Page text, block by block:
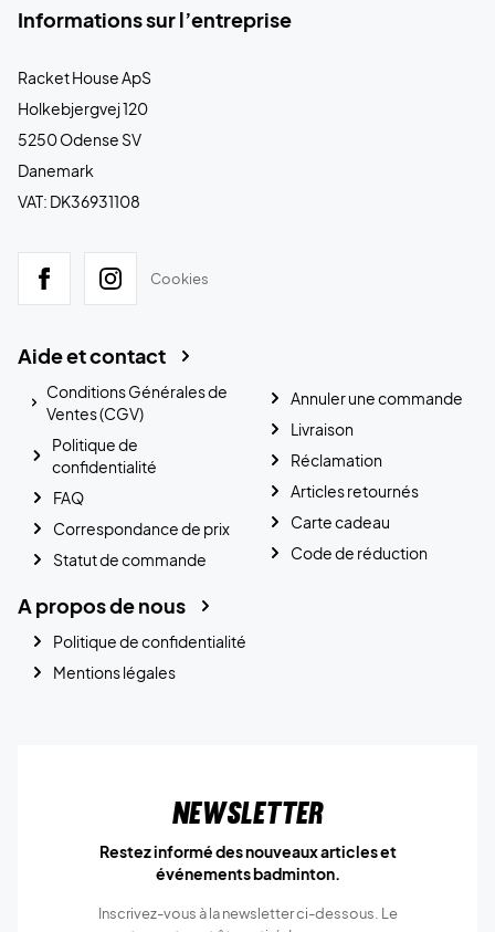
Informations sur l’entreprise
Racket House ApS
Holkebjergvej 120
5250 Odense SV
Danemark
VAT: DK36931108
Cookies
Aide et contact
Conditions Générales de
Ventes (CGV)
Politique de
confidentialité
FAQ
Correspondance de prix
Statut de commande
Annuler une commande
Livraison
Réclamation
Articles retournés
Carte cadeau
Code de réduction
A propos de nous
Politique de confidentialité
Mentions légales
Newsletter
Restez informé des nouveaux articles et
événements badminton.
Inscrivez-vous à la newsletter ci-dessous. Le